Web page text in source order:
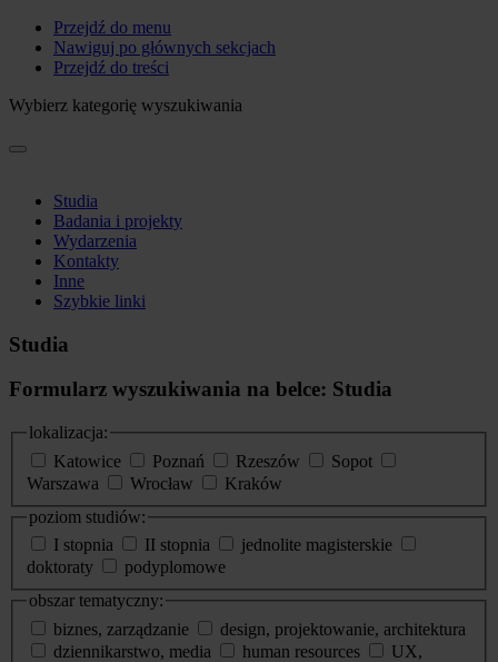
Przejdź do menu
Nawiguj po głównych sekcjach
Przejdź do treści
Wybierz kategorię wyszukiwania
Studia
Badania i projekty
Wydarzenia
Kontakty
Inne
Szybkie linki
Studia
Formularz wyszukiwania na belce: Studia
lokalizacja:
Katowice
Poznań Rzeszów
Sopot
Warszawa
Wrocław
Kraków
poziom studiów:
I stopnia
II stopnia
jednolite magisterskie
doktoraty
podyplomowe
obszar tematyczny:
biznes, zarządzanie
design, projektowanie, architektura
dziennikarstwo, media
human resources
UX,